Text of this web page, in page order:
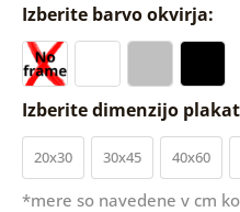
Izberite barvo okvirja:
Izberite dimenzijo
20x30 30x45 40x60
*mere so navedene v cm